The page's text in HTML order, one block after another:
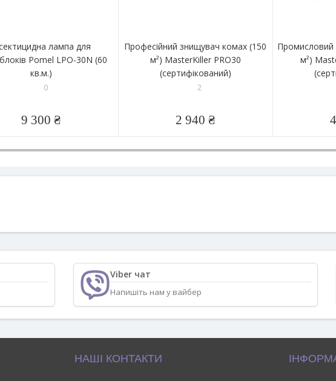
лампа для
Pomel LPO-30N (60
кв.м.)
0
9 300 ₴
Професійний знищувач комах (150
м²) MasterKiller PRO30
(сертифікований)
2
2 940 ₴
Промисловий
м²)
Viber чат
Напишіть нам у вайбер
НАШІ КОНТАКТИ